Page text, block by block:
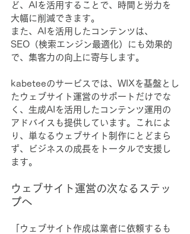
ど、AIを活用することで、時間と労力を
大幅に削減できます。
また、AIを活用したコンテンツは、
SEO（検索エンジン最適化）にも効果的
で、集客力の向上に寄与します。
kabeteeのサービスでは、WIXを基盤とし
たウェブサイト運営のサポートだけでな
く、生成AIを活用したコンテンツ運用の
アドバイスも提供しています。これによ
り、単なるウェブサイト制作にとどまら
ず、ビジネスの成長をトータルで支援し
ます。
ウェブサイト運営の次なるステッ
プへ
「ウェブサイト作成は業者に依頼するも